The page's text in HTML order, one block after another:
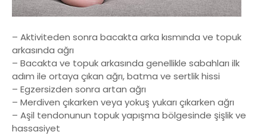
– Aktiviteden sonra bacakta arka kısmında ve topuk
arkasında ağrı
– Bacakta ve topuk arkasında genellikle sabahları ilk
adım ile ortaya çıkan ağrı, batma ve sertlik hissi
– Egzersizden sonra artan ağrı
– Merdiven çıkarken veya yokuş yukarı çıkarken ağrı
– Aşil tendonunun topuk yapışma bölgesinde şişlik ve
hassasiyet